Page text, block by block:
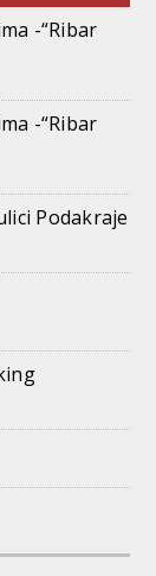
-“Ribar
-“Ribar
Podakraje